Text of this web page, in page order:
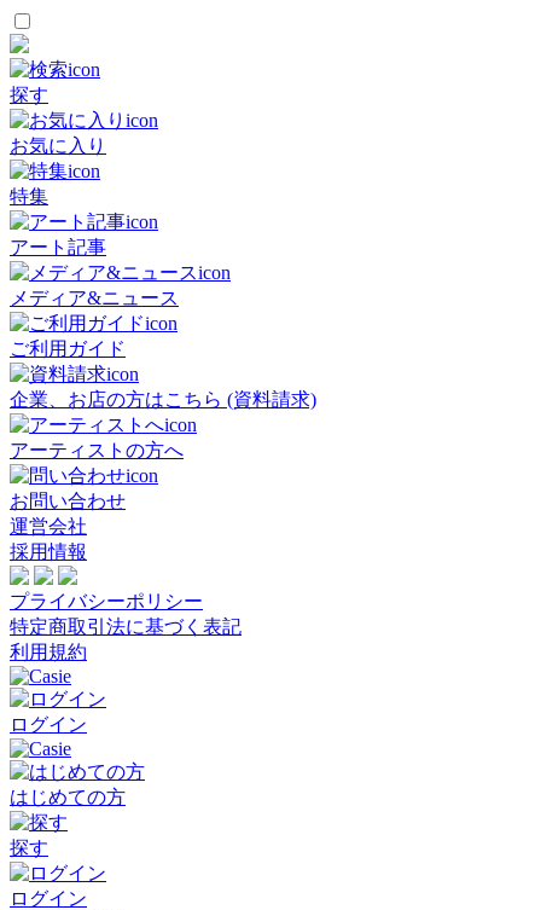
探す
お気に入り
特集
アート記事
メディア&ニュース
ご利用ガイド
企業、お店の方はこちら (資料請求)
アーティストの方へ
お問い合わせ
運営会社
採用情報
プライバシーポリシー
特定商取引法に基づく表記
利用規約
ログイン
はじめての方
探す
ログイン